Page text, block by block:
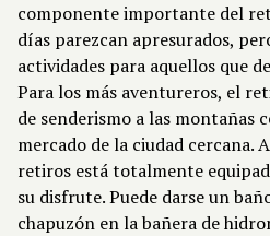
componente importante del
días parezcan apresurados,
actividades para aquellos que
Para los más aventureros, el
de senderismo a las montañas
mercado de la ciudad cercana.
retiros está totalmente
su disfrute. Puede darse un
chapuzón en la bañera de